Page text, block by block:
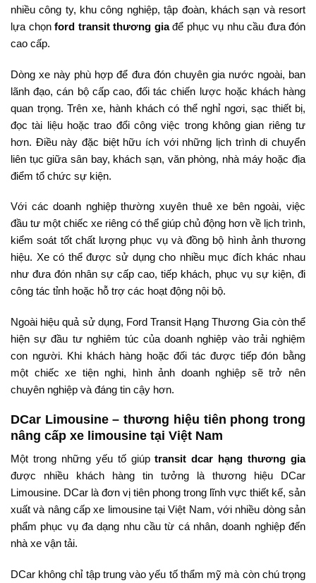
nhiều công ty, khu công nghiệp, tập đoàn, khách sạn và resort
lựa chọn ford transit thương giađể phục vụ nhu cầu đưa đón
cao cấp.
Dòng xe này phù hợp để đưa đón chuyên gia nước ngoài, ban
lãnh đạo, cán bộ cấp cao, đối tác chiến lược hoặc khách hàng
quan trọng. Trên xe, hành khách có thể nghỉ ngơi, sạc thiết bị,
đọc tài liệu hoặc trao đổi công việc trong không gian riêng tư
hơn. Điều này đặc biệt hữu ích với những lịch trình di chuyển
liên tục giữa sân bay, khách sạn, văn phòng, nhà máy hoặc địa
điểm tổ chức sự kiện.
Với các doanh nghiệp thường xuyên thuê xe bên ngoài, việc
đầu tư một chiếc xe riêng có thể giúp chủ động hơn về lịch trình,
kiểm soát tốt chất lượng phục vụ và đồng bộ hình ảnh thương
hiệu. Xe có thể được sử dụng cho nhiều mục đích khác nhau
như đưa đón nhân sự cấp cao, tiếp khách, phục vụ sự kiện, đi
công tác tỉnh hoặc hỗ trợ các hoạt động nội bộ.
Ngoài hiệu quả sử dụng, Ford Transit Hạng Thương Gia còn thể
hiện sự đầu tư nghiêm túc của doanh nghiệp vào trải nghiệm
con người. Khi khách hàng hoặc đối tác được tiếp đón bằng
một chiếc xe tiện nghi, hình ảnh doanh nghiệp sẽ trở nên
chuyên nghiệp và đáng tin cậy hơn.
DCar Limousine – thương hiệu tiên phong trong
nâng cấp xe limousine tại Việt Nam
Một trong những yếu tố giúptransit dcar hạng thương gia
được nhiều khách hàng tin tưởng là thương hiệu DCar
Limousine. DCar là đơn vị tiên phong trong lĩnh vực thiết kế, sản
xuất và nâng cấp xe limousine tại Việt Nam, với nhiều dòng sản
phẩm phục vụ đa dạng nhu cầu từ cá nhân, doanh nghiệp đến
nhà xe vận tải.
DCar không chỉ tập trung vào yếu tố thẩm mỹ mà còn chú trọng